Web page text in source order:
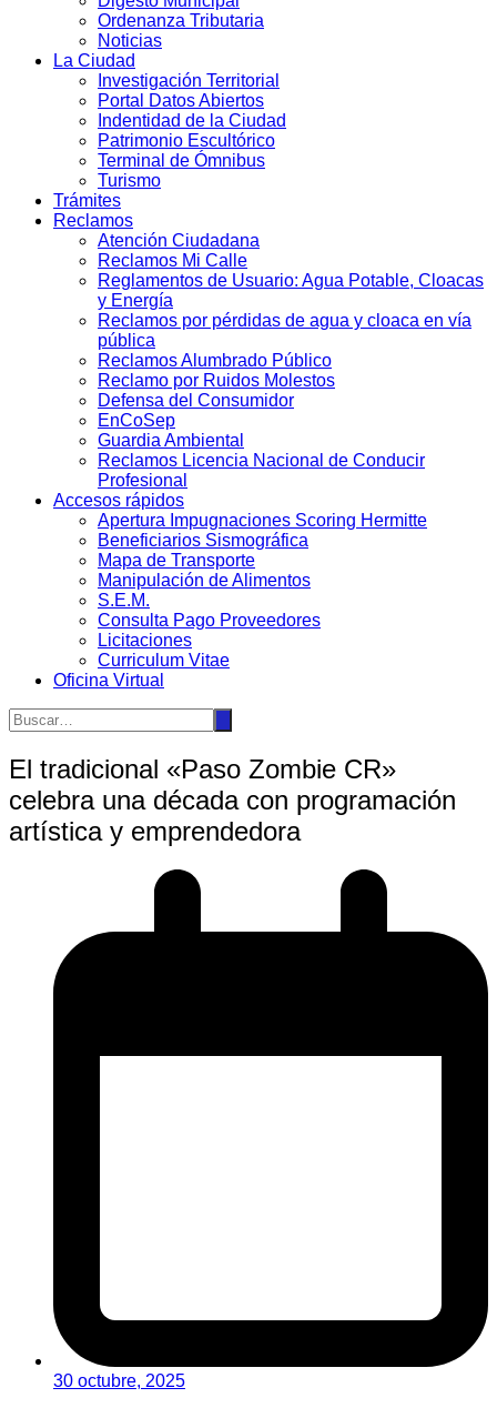
Ordenanza Tributaria
Noticias
La Ciudad
Investigación Territorial
Portal Datos Abiertos
Indentidad de la Ciudad
Patrimonio Escultórico
Terminal de Ómnibus
Turismo
Trámites
Reclamos
Atención Ciudadana
Reclamos Mi Calle
Reglamentos de Usuario: Agua Potable, Cloacas
y Energía
Reclamos por pérdidas de agua y cloaca en vía
pública
Reclamos Alumbrado Público
Reclamo por Ruidos Molestos
Defensa del Consumidor
EnCoSep
Guardia Ambiental
Reclamos Licencia Nacional de Conducir
Profesional
Accesos rápidos
Apertura Impugnaciones Scoring Hermitte
Beneficiarios Sismográfica
Mapa de Transporte
Manipulación de Alimentos
S.E.M.
Consulta Pago Proveedores
Licitaciones
Curriculum Vitae
Oficina Virtual
El tradicional «Paso Zombie CR»
celebra una década con programación
artística y emprendedora
30 octubre, 2025